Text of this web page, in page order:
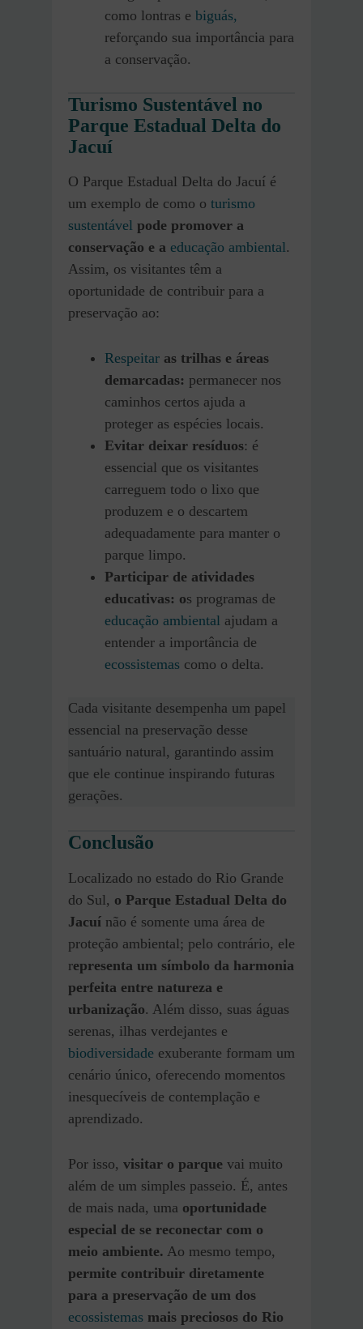
como lontras e biguás,
reforçando sua importância para
a conservação.
Turismo Sustentável no
Parque Estadual Delta do
Jacuí
O Parque Estadual Delta do Jacuí é
um exemplo de como o turismo
sustentável pode promover a
conservação e a educação ambiental.
Assim, os visitantes têm a
oportunidade de contribuir para a
preservação ao:
Respeitar as trilhas e áreas
demarcadas: permanecer nos
caminhos certos ajuda a
proteger as espécies locais.
Evitar deixar resíduos: é
essencial que os visitantes
carreguem todo o lixo que
produzem e o descartem
adequadamente para manter o
parque limpo.
Participar de atividades
educativas: os programas de
educação ambiental ajudam a
entender a importância de
ecossistemas como o delta.
Cada visitante desempenha um papel
essencial na preservação desse
santuário natural, garantindo assim
que ele continue inspirando futuras
gerações.
Conclusão
Localizado no estado do Rio Grande
do Sul, o Parque Estadual Delta do
Jacuí não é somente uma área de
proteção ambiental; pelo contrário, ele
representa um símbolo da harmonia
perfeita entre natureza e
urbanização. Além disso, suas águas
serenas, ilhas verdejantes e
biodiversidade exuberante formam um
cenário único, oferecendo momentos
inesquecíveis de contemplação e
aprendizado.
Por isso, visitar o parque vai muito
além de um simples passeio. É, antes
de mais nada, uma oportunidade
especial de se reconectar com o
meio ambiente. Ao mesmo tempo,
permite contribuir diretamente
para a preservação de um dos
ecossistemas mais preciosos do Rio